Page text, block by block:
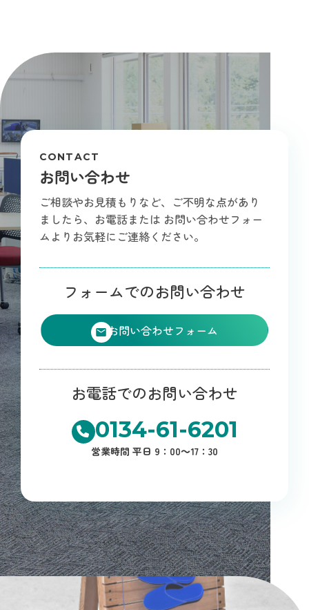
CONTACT
お問い合わせ
ご相談やお見積もりなど、ご不明な点があり
ましたら、お電話または お問い合わせフォー
ムよりお気軽にご連絡ください。
フォームでのお問い合わせ
お問い合わせフォーム
お電話でのお問い合わせ
0134-61-6201
営業時間 平日 9：00～17：30